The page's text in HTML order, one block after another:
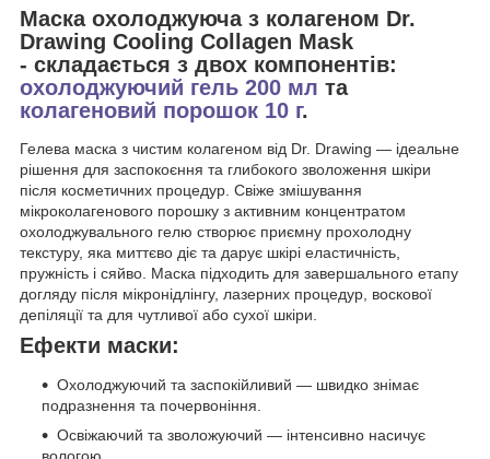
Маска охолоджуюча з колагеном Dr.
Drawing Cooling Collagen Mask
- складається з двох компонентів:
охолоджуючий гель 200 мл та
колагеновий порошок 10 г.
Гелева маска з чистим колагеном від Dr. Drawing — ідеальне
рішення для заспокоєння та глибокого зволоження шкіри
після косметичних процедур. Свіже змішування
мікроколагенового порошку з активним концентратом
охолоджувального гелю створює приємну прохолодну
текстуру, яка миттєво діє та дарує шкірі еластичність,
пружність і сяйво. Маска підходить для завершального етапу
догляду після мікронідлінгу, лазерних процедур, воскової
депіляції та для чутливої або сухої шкіри.
Ефекти маски:
Охолоджуючий та заспокійливий — швидко знімає
подразнення та почервоніння.
Освіжаючий та зволожуючий — інтенсивно насичує